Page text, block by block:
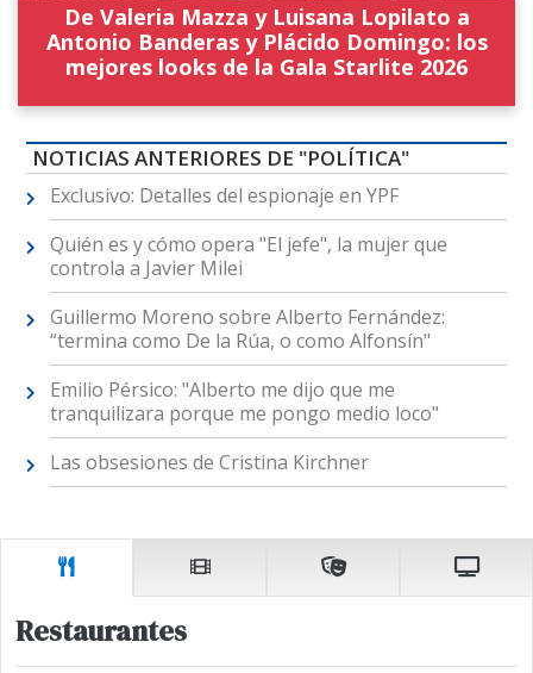
De Valeria Mazza y Luisana Lopilato a
Antonio Banderas y Plácido Domingo: los
mejores looks de la Gala Starlite 2026
NOTICIAS ANTERIORES DE "POLÍTICA"
Exclusivo: Detalles del espionaje en YPF
Quién es y cómo opera "El jefe", la mujer que
controla a Javier Milei
Guillermo Moreno sobre Alberto Fernández:
“termina como De la Rúa, o como Alfonsín"
Emilio Pérsico: "Alberto me dijo que me
tranquilizara porque me pongo medio loco"
Las obsesiones de Cristina Kirchner
Restaurantes